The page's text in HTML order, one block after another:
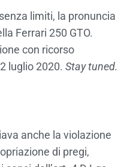
limiti, la pronuncia
Ferrari 250 GTO.
con ricorso
luglio 2020. Stay tuned.
anche la violazione
di pregi,